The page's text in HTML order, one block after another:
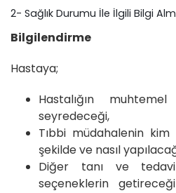
2- Sağlık Durumu İle İlgili Bilgi
Bilgilendirme
Hastaya;
Hastalığın
seyredeceği,
Tıbbi müdahalenin
şekilde ve nasıl
Diğer tanı ve
seçeneklerin